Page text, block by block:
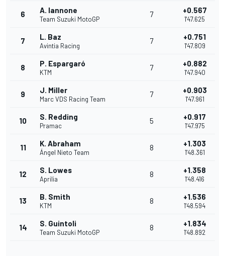
6 A. Iannone
Team Suzuki MotoGP
7 +0.567
1'47.625
7 L. Baz
Avintia Racing
7 +0.751
1'47.809
8 P. Espargaró
KTM
7 +0.882
1'47.940
9 J. Miller
Marc VDS Racing Team
7 +0.903
1'47.961
10 S. Redding
Pramac
5 +0.917
1'47.975
11 K. Abraham
Ángel Nieto Team
8 +1.303
1'48.361
12 S. Lowes
Aprilia
8 +1.358
1'48.416
13 B. Smith
KTM
8 +1.536
1'48.594
14 S. Guintoli
Team Suzuki MotoGP
8 +1.834
1'48.892